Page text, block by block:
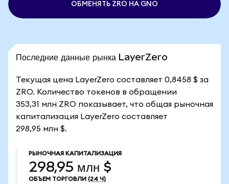
ОБМЕНЯТЬ ZRO НА GNO
Последние данные рынка LayerZero
Текущая цена LayerZero составляет 0,8458 $ за
ZRO. Количество токенов в обращении
353,31 млн ZRO показывает, что общая рыночная
капитализация LayerZero составляет
298,95 млн $.
РЫНОЧНАЯ КАПИТАЛИЗАЦИЯ
298,95 млн $
ОБЪЕМ ТОРГОВЛИ (24 Ч)